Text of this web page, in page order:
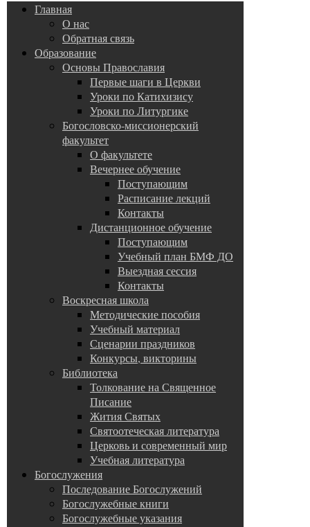
Главная
О нас
Обратная связь
Образование
Основы Православия
Первые шаги в Церкви
Уроки по Катихизису
Уроки по Литургике
Богословско-миссионерский
факультет
О факультете
Вечернее обучение
Поступающим
Расписание лекций
Контакты
Дистанционное обучение
Поступающим
Учебный план БМФ ДО
Выездная сессия
Контакты
Воскресная школа
Методические пособия
Учебный материал
Сценарии праздников
Конкурсы, викторины
Библиотека
Толкование на Священное
Писание
Жития Святых
Святоотеческая литература
Церковь и современный мир
Учебная литература
Богослужения
Последование Богослужений
Богослужебные книги
Богослужебные указания